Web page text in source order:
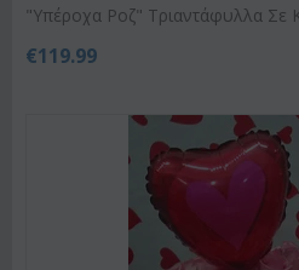
"Υπέροχα Ροζ" Τριαντάφυλλα Σε
€119.99